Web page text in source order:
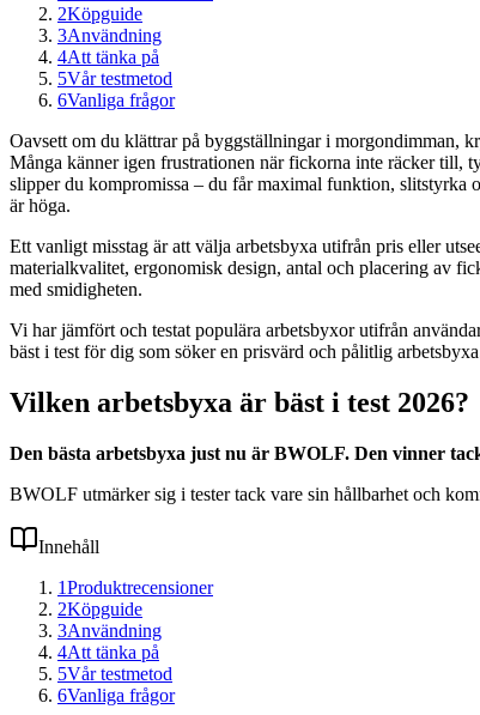
2Köpguide
3Användning
4Att tänka på
5Vår testmetod
6Vanliga frågor
Oavsett om du klättrar på byggställningar i morgondimman,
Många känner igen frustrationen när fickorna inte räcker till,
slipper du kompromissa – du får maximal funktion, slitstyrka
är höga.
Ett vanligt misstag är att välja arbetsbyxa utifrån pris eller
materialkvalitet, ergonomisk design, antal och placering av
med smidigheten.
Vi har jämfört och testat populära arbetsbyxor utifrån
bäst i test för dig som söker en prisvärd och pålitlig
Vilken arbetsbyxa är bäst i test 2026?
Den bästa arbetsbyxa just nu är BWOLF. Den vinner
BWOLF utmärker sig i tester tack vare sin hållbarhet och
Innehåll
1Produktrecensioner
2Köpguide
3Användning
4Att tänka på
5Vår testmetod
6Vanliga frågor